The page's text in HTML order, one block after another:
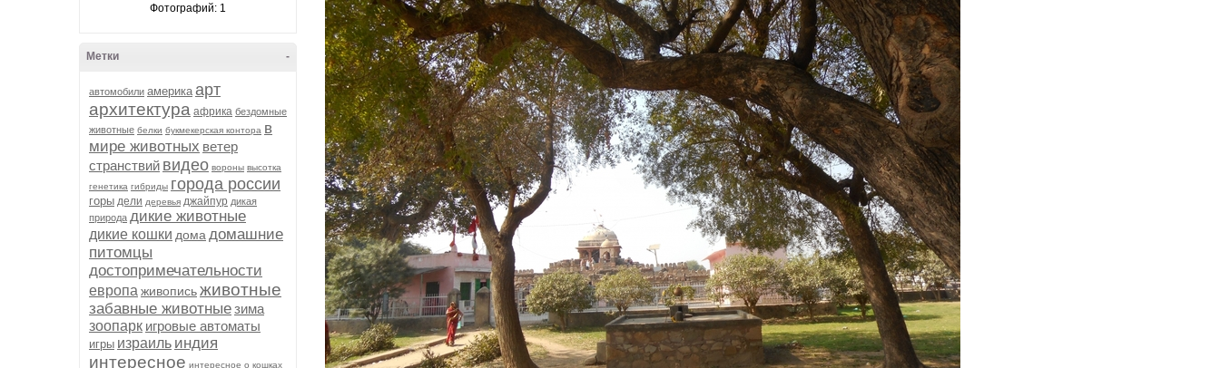
Фотографий: 1
-
Метки
автомобили америка арт
архитектура африка бездомные
животные белки букмекерская контора в
мире животных ветер
странствий видео вороны высотка
генетика гибриды города россии
горы дели деревья джайпур дикая
природа дикие животные
дикие кошки дома домашние
питомцы
достопримечательности
европа живописьживотные
забавные животныезима
зоопарк игровые автоматы
игры израиль индия
интересное интересное о кошках